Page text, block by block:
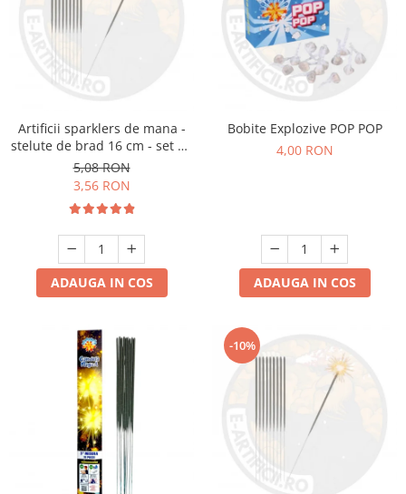
Artificii sparklers de mana -
stelute de brad 16 cm - set 10
buc
5,08 RON
3,56 RON
ADAUGA IN COS
Bobite Explozive POP POP
4,00 RON
ADAUGA IN COS
-10%